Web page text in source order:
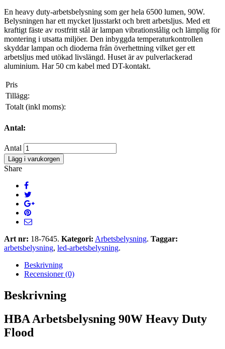
En heavy duty-arbetsbelysning som ger hela 6500 lumen, 90W.
Belysningen har ett mycket ljusstarkt och brett arbetsljus. Med ett
kraftigt fäste av rostfritt stål är lampan vibrationstålig och lämplig för
montering i utsatta miljöer. Den inbyggda temperaturkontrollen
skyddar lampan och dioderna från överhettning vilket ger ett
arbetsljus med utökad livslängd. Huset är av pulverlackerad
aluminium. Har 50 cm kabel med DT-kontakt.
Pris
Tillägg:
Totalt (inkl moms):
Antal:
Antal
Lägg i varukorgen
Share
Art nr: 18-7645. Kategori: Arbetsbelysning. Taggar:
arbetsbelysning, led-arbetsbelysning.
Beskrivning
Recensioner (0)
Beskrivning
HBA Arbetsbelysning 90W Heavy Duty
Flood